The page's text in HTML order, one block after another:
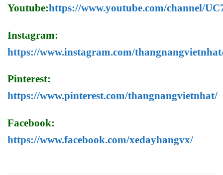
Youtube:https://www.youtube.com/channel/
Instagram:
https://www.instagram.com/
Pinterest:
https://www.pinterest.com/thangnangvietnhat/
Facebook:
https://www.facebook.com/xedayhangvx/